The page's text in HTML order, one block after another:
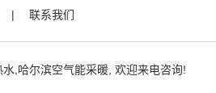
| 联系我们
水 哈尔滨空气能采暖 , 欢迎来电咨询!